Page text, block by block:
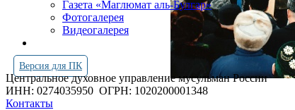
Газета «Маглюмат аль-Булгар»
Фотогалерея
Видеогалерея
Версия для ПК
Центральное духовное управление мусульман России
ИНН: 0274035950 ОГРН: 1020200001348
Контакты